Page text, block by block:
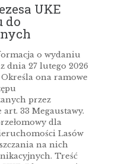
UKE
do
o wydaniu
dnia 27 lutego 2026
Określa ona ramowe
przez
33 Megaustawy.
dla
Lasów
na nich
Treść